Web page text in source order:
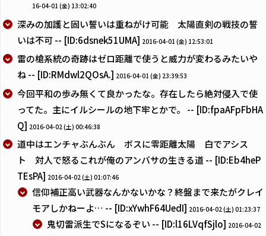
16-04-01 (金) 13:02:40
深みの加護と固い誓いは重ねがけ可能 太陽直剣の戦技の誓
いは不可 -- [ID:6dsnek51UMA] 2016-04-01 (金) 12:53:01
雷の槍系統の奇跡はゼロ距離で使うと威力が変わるみたいや
ね -- [ID:RMdwl2QOsA.] 2016-04-01 (金) 23:39:53
今回平和の歩み無くて良かったな。存在したら絶対侵入で使
ってた。主にイルシールの地下牢とかで。 -- [ID:fpaAFpFbHA
Q] 2016-04-02 (土) 00:46:38
道中はエンチャぶんぶん ボスに零距離太陽 白でアシス
ト 対人で怒るこれが俺のアンバサの生きる道 -- [ID:Eb4heP
TEsPA] 2016-04-02 (土) 01:07:46
信仰補正高い武器なんかないかな？終盤まで来たがクレイ
モアしかねーよ… -- [ID:xYwhF64UedI] 2016-04-02 (土) 01:23:37
鬼切雷派生でSになるぞい -- [ID:l16LVqfSjlo] 2016-04-02